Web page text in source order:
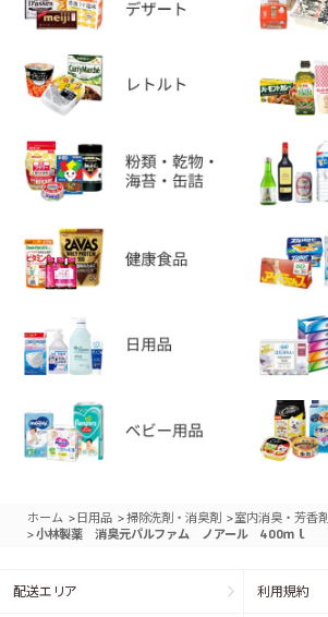
ホーム > 日用品 >掃除洗剤・消臭剤 >室内消臭・芳香剤
>小林製薬 消臭元パルファム ノアール 400ｍｌ
配送エリア 利用規約